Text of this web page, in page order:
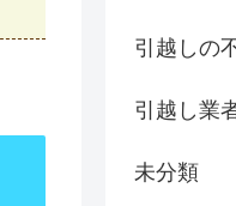
引越しの
引越し業
未分類